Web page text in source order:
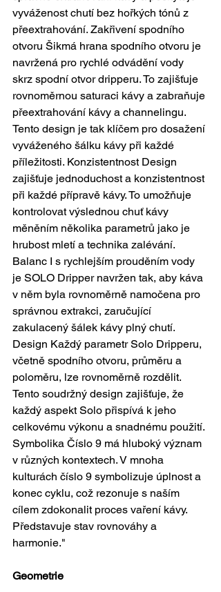
vyváženost chutí bez hořkých tónů z
přeextrahování. Zakřivení spodního
otvoru Šikmá hrana spodního otvoru je
navržená pro rychlé odvádění vody
skrz spodní otvor dripperu. To zajišťuje
rovnoměrnou saturaci kávy a zabraňuje
přeextrahování kávy a channelingu.
Tento design je tak klíčem pro dosažení
vyváženého šálku kávy při každé
příležitosti. Konzistentnost Design
zajišťuje jednoduchost a konzistentnost
při každé přípravě kávy. To umožňuje
kontrolovat výslednou chuť kávy
měněním několika parametrů jako je
hrubost mletí a technika zalévání.
Balanc I s rychlejším prouděním vody
je SOLO Dripper navržen tak, aby káva
v něm byla rovnoměrně namočena pro
správnou extrakci, zaručující
zakulacený šálek kávy plný chutí.
Design Každý parametr Solo Dripperu,
včetně spodního otvoru, průměru a
poloměru, lze rovnoměrně rozdělit.
Tento soudržný design zajišťuje, že
každý aspekt Solo přispívá k jeho
celkovému výkonu a snadnému použití.
Symbolika Číslo 9 má hluboký význam
v různých kontextech. V mnoha
kulturách číslo 9 symbolizuje úplnost a
konec cyklu, což rezonuje s naším
cílem zdokonalit proces vaření kávy.
Představuje stav rovnováhy a
harmonie."
Geometrie